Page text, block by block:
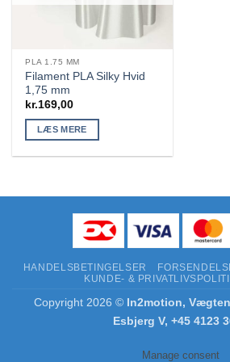
PLA 1.75 MM
Filament PLA Silky Hvid
1,75 mm
kr.169,00
LÆS MERE
HANDELSBETINGELSER
KUNDE- &
Copyright 2026 © In2motion,
Esbjerg V, +45 4123
Manage consent